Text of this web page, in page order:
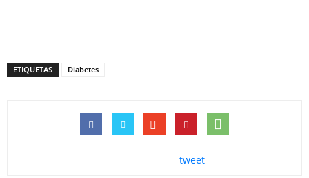
ETIQUETAS Diabetes
tweet